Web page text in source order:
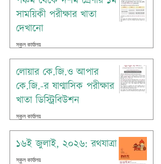
সাময়িকী পরীক্ষার খাতা
দেখানো
স্কুল কার্যালয়
লোয়ার কে.জি.ও আপার
কে.জি.-র ষাণ্মাসিক পরীক্ষার
খাতা ডিস্ট্রিবিউশন
স্কুল কার্যালয়
১৬ই জুলাই, ২০২৬: রথযাত্রা
স্কুল কার্যালয়